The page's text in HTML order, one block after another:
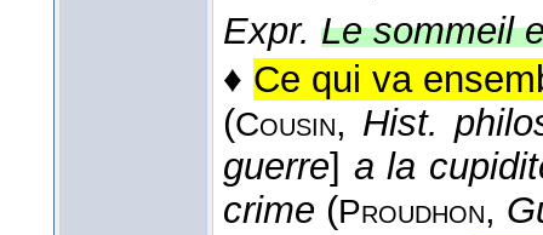
Expr. Le sommeil
♦ Ce qui va
(Cousin, Hist.
guerre] a la
crime (Proudhon,